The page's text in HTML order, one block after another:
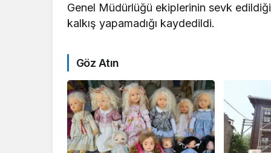
Genel Müdürlüğü ekiplerinin sevk
kalkış yapamadığı kaydedildi.
Göz Atın